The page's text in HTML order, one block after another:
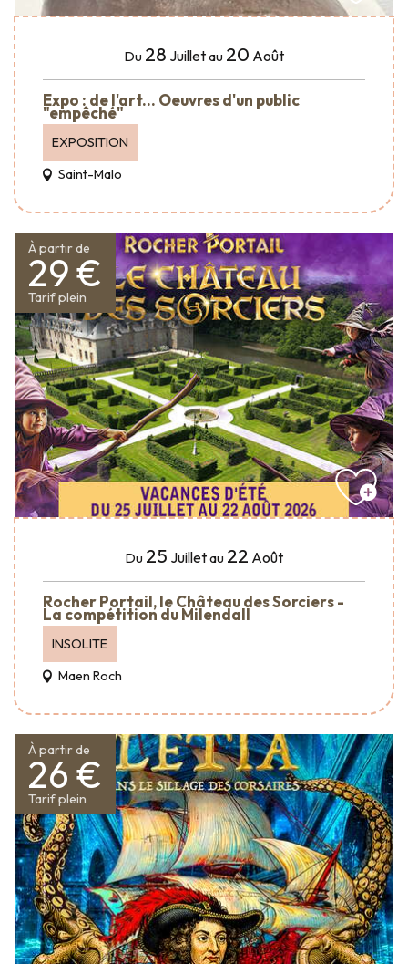
Du 28 Juilletau 20 Août
Expo : de l'art... Oeuvres d'un public
"empêché"
EXPOSITION
Saint-Malo
À partir de
29 €
Tarif plein
Du 25 Juilletau 22 Août
Rocher Portail, le Château des Sorciers -
La compétition du Milendall
INSOLITE
Maen Roch
À partir de
26 €
Tarif plein